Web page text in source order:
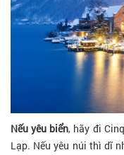
Nếu yêu biển, hãy đi
Lạp. Nếu yêu núi thì dĩ